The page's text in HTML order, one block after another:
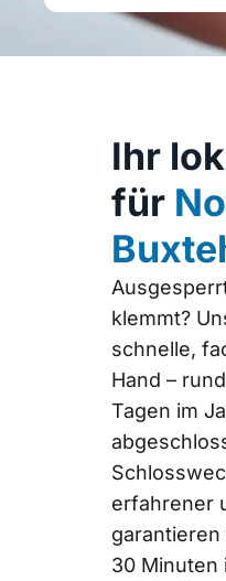
Ihr
für
klemmt?
schnelle,
Hand –
Tagen im
erfahrener
30 Minuten